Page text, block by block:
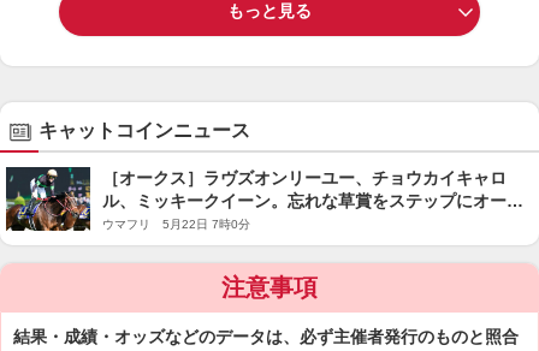
もっと見る
キャットコインニュース
［オークス］ラヴズオンリーユー、チョウカイキャロ
ル、ミッキークイーン。忘れな草賞をステップにオーク
スを制した馬たち
ウマフリ 5月22日 7時0分
注意事項
結果・成績・オッズなどのデータは、必ず主催者発行のものと照合